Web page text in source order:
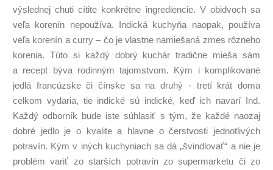
výslednej chuti cítite konkrétne ingrediencie. V obidvoch sa
veľa korenín nepoužíva. Indická kuchyňa naopak, používa
veľa korenín a curry – čo je vlastne namiešaná zmes rôzneho
korenia. Túto si každý dobrý kuchár tradične mieša sám
a recept býva rodinným tajomstvom. Kým i komplikované
jedlá francúzske či čínske sa na druhý - tretí krát doma
celkom vydaria, tie indické sú indické, keď ich navarí Ind.
Každý odborník bude iste súhlasiť s tým, že každé naozaj
dobré jedlo je o kvalite a hlavne o čerstvosti jednotlivých
potravín. Kým v iných kuchyniach sa dá „švindlovať“ a nie je
problém variť zo starších potravín zo supermarketu či zo